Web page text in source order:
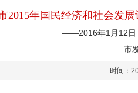
2015年国民经济和社会发
——2016年1月12日
市
时间：